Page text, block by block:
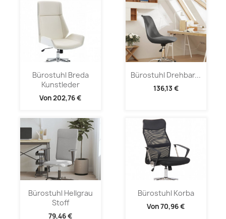
Bürostuhl Breda
Kunstleder
Von202,76 €
Bürostuhl Drehbar...
136,13 €
Bürostuhl Hellgrau
Stoff
79,46 €
Bürostuhl Korba
Von70,96 €